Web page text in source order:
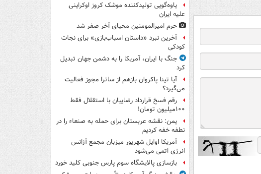
یاوه‌گویی تولیدکننده موشک کروز اوکراینی
علیه ایران
حرم امیرالمومنین محیای آخر صفر شد
آخرین نبرد «داستان اسباب‌بازی» برای نجات
کودکی
جنگ با ایران، آمریکا را به دشمن جهان تبدیل
کرد
آیا تینا پاکروان بازهم از ساترا مجوز فعالیت
می‌گیرد؟
رقم فسخ قرارداد رضاییان با استقلال فقط
۱۰۰میلیون تومان!
یمن: نقشه عربستان برای حمله به صنعاء را در
نطفه خفه کردیم
آمریکا اوایل شهریور میزبان مجمع آژانس
انرژی اتمی می‌شود
بازسازی پالایشگاه سوم پارس جنوبی کلید خورد